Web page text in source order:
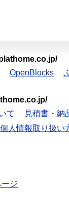
OpenBlocks
て 見積書・納
個人情報取り扱い
ジ